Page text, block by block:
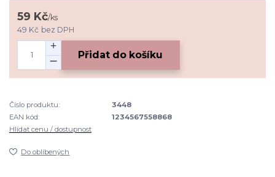
59 Kč/ks
49 Kč bez DPH
Přidat do košíku
Číslo produktu:
3448
EAN kód:
1234567558868
Hlídat cenu / dostupnost
Do oblíbených